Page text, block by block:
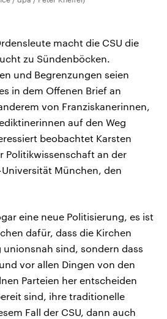
macht die CSU die
zu Sündenböcken.
und Begrenzungen seien
in dem Offenen Brief an
von Franziskanerinnen,
auf den Weg
beobachtet Karsten
Politikwissenschaft an der
München, den
eine neue Politisierung, es ist
dafür, dass die Kirchen
sind, sondern dass
vor allen Dingen von den
Parteien her entscheiden
sind, ihre traditionelle
Fall der CSU, dann auch